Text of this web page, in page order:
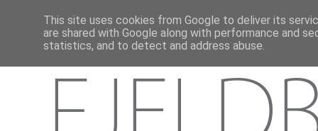
This site uses cookies from Google to deliver its
are shared with Google along with performance and
statistics, and to detect and address abuse.